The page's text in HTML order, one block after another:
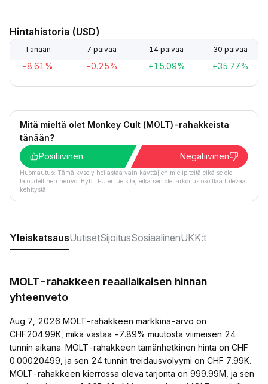
Hintahistoria (USD)
Tänään 7 päivää 14 päivää 30 päivää
-8.61% -0.25% +15.09% +35.77%
Mitä mieltä olet Monkey Cult (MOLT)-rahakkeista
tänään?
Positiivinen
Negatiivinen
Huomautus: Tämä kysely heijastaa vain käyttäjien mielipiteitä eikä se ole
taloudellinen neuvo. Bybit EU ei tue sitä, eikä sen ole tarkoitus osoittaa tulevaa
kehitystä.
YleiskatsausUutisetSijoitusSosiaalinenUKK:t
MOLT-rahakkeen reaaliaikaisen hinnan
yhteenveto
Aug 7, 2026 MOLT-rahakkeen markkina-arvo on
CHF204.99K, mikä vastaa -7.89% muutosta viimeisen 24
tunnin aikana. MOLT-rahakkeen tämänhetkinen hinta on CHF
0.00020499, ja sen 24 tunnin treidausvolyymi on CHF 7.99K.
MOLT-rahakkeen kierrossa oleva tarjonta on 999.99M, ja sen